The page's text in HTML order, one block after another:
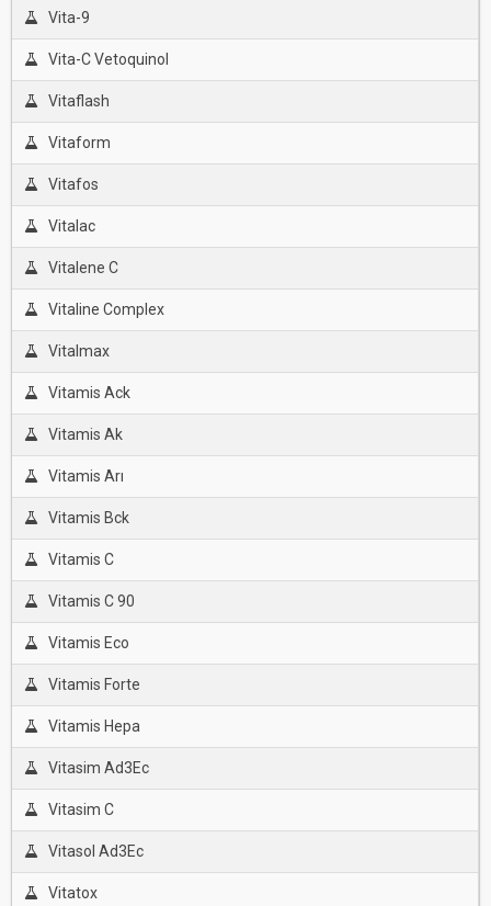
Vita-9
Vita-C Vetoquinol
Vitaflash
Vitaform
Vitafos
Vitalac
Vitalene C
Vitaline Complex
Vitalmax
Vitamis Ack
Vitamis Ak
Vitamis Arı
Vitamis Bck
Vitamis C
Vitamis C 90
Vitamis Eco
Vitamis Forte
Vitamis Hepa
Vitasim Ad3Ec
Vitasim C
Vitasol Ad3Ec
Vitatox